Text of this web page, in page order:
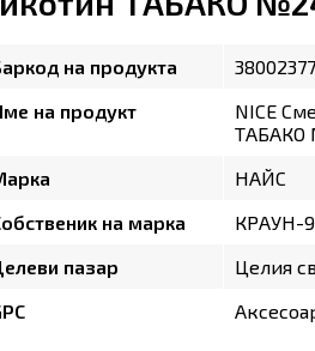
на продукта
на продукт
NICE
ТАБАКО
НАЙС
на марка
КРАУН-
пазар
Целия